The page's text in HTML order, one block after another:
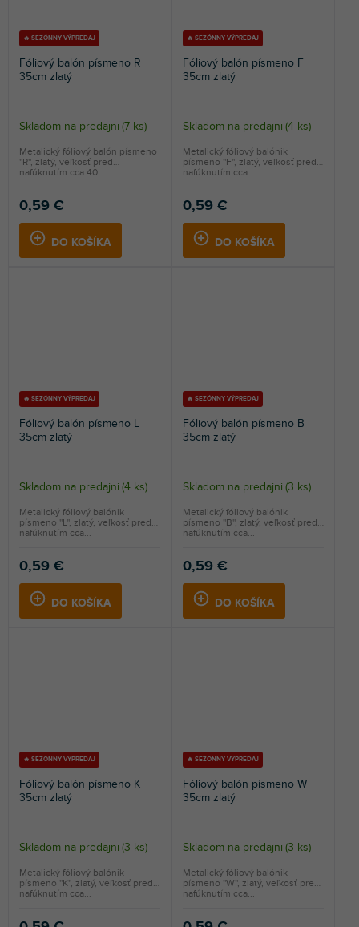
🔥 SEZÓNNY VÝPREDAJ
Fóliový balón písmeno R
35cm zlatý
Skladom na predajni (7 ks)
0,59 €
DO KOŠÍKA
Metalický fóliový balón písmeno
''R'', zlatý, veľkosť pred
nafúknutím cca 40...
🔥 SEZÓNNY VÝPREDAJ
Fóliový balón písmeno F
35cm zlatý
Skladom na predajni (4 ks)
0,59 €
DO KOŠÍKA
Metalický fóliový balónik
písmeno ''F'', zlatý, veľkosť pred
nafúknutím cca...
🔥 SEZÓNNY VÝPREDAJ
Fóliový balón písmeno L
35cm zlatý
Skladom na predajni (4 ks)
0,59 €
DO KOŠÍKA
Metalický fóliový balónik
písmeno ''L'', zlatý, veľkosť pred
nafúknutím cca...
🔥 SEZÓNNY VÝPREDAJ
Fóliový balón písmeno B
35cm zlatý
Skladom na predajni (3 ks)
0,59 €
DO KOŠÍKA
Metalický fóliový balónik
písmeno ''B'', zlatý, veľkosť pred
nafúknutím cca...
🔥 SEZÓNNY VÝPREDAJ
Fóliový balón písmeno K
35cm zlatý
Skladom na predajni (3 ks)
Metalický fóliový balónik
písmeno ''K'', zlatý, veľkosť pred
nafúknutím cca...
🔥 SEZÓNNY VÝPREDAJ
Fóliový balón písmeno W
35cm zlatý
Skladom na predajni (3 ks)
Metalický fóliový balónik
písmeno ''W'', zlatý, veľkosť pred
nafúknutím cca...